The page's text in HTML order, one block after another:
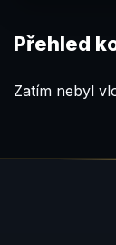
Přehled
Zatím nebyl